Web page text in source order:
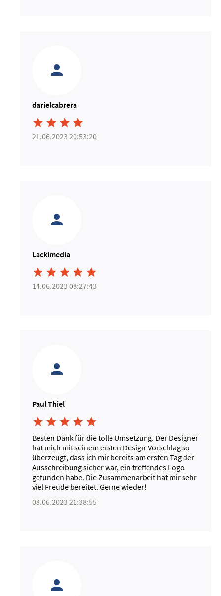
darielcabrera
   
21.06.2023 20:53:20
Lackimedia
    
14.06.2023 08:27:43
Paul Thiel
    
Besten Dank für die tolle Umsetzung. Der Designer
hat mich mit seinem ersten Design-Vorschlag so
überzeugt, dass ich mir bereits am ersten Tag der
Ausschreibung sicher war, ein treffendes Logo
gefunden habe. Die Zusammenarbeit hat mir sehr
viel Freude bereitet. Gerne wieder!
08.06.2023 21:38:55